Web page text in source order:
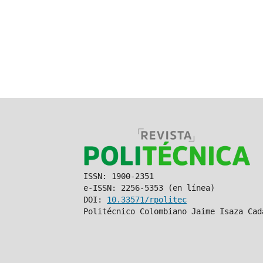
ISSN: 1900-2351
e-ISSN: 2256-5353 (en línea)
DOI: 10.33571/rpolitec
Politécnico Colombiano Jaime Isaza